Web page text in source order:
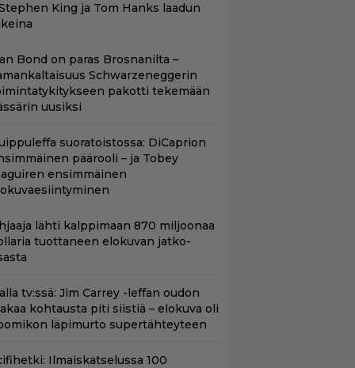
King ja Tom Hanks laadun
Bond on paras Brosnanilta –
Schwarzeneggerin
pakotti tekemään
uusiksi
suoratoistossa: DiCaprion
päärooli – ja Tobey
ensimmäinen
lähti kalppimaan 870 miljoonaa
tuottaneen elokuvan jatko-
tv:ssä: Jim Carrey -leffan oudon
kohtausta piti siistiä – elokuva oli
läpimurto supertähteyteen
Ilmaiskatselussa 100